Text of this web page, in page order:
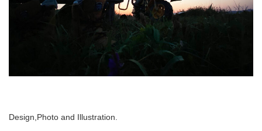
Design,Photo and Illustration.